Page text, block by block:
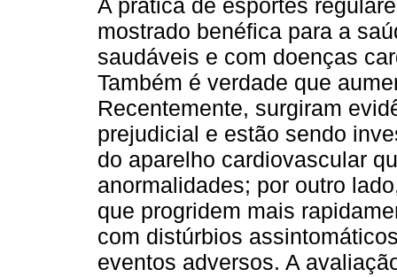
A prática de esportes
mostrado benéfica para a
saudáveis e com doenças
Também é verdade que
Recentemente, surgiram
prejudicial e estão sendo
do aparelho cardiovascular
anormalidades; por outro
que progridem mais
com distúrbios
eventos adversos. A